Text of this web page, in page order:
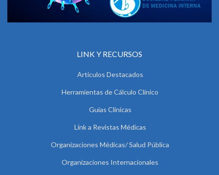
LINK Y RECURSOS
Artículos Destacados
Herramientas de Cálculo Clínico
Guías Clínicas
Link a Revistas Médicas
Organizaciones Médicas/ Salud Pública
Organizaciones Internacionales